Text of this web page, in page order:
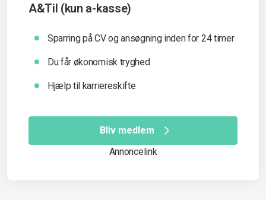
A&Til (kun a-kasse)
Sparring på CV og ansøgning inden for 24 timer
Du får økonomisk tryghed
Hjælp til karriereskifte
Bliv medlem
Annoncelink